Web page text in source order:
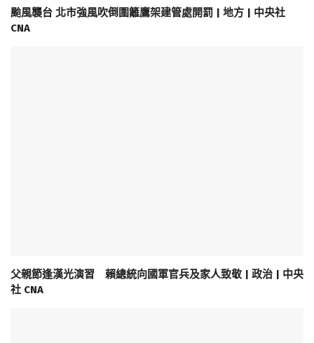
颱風襲台 北市強風吹倒圍籬鷹架建管處開罰 | 地方 | 中央社
CNA
父親節逢漢光演習 賴總統向國軍官兵及家人致敬 | 政治 | 中央
社 CNA